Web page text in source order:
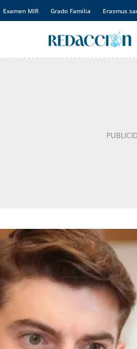
Examen MIR Grado Familia Erasmus